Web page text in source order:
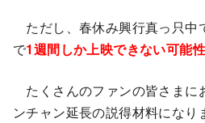
ただし、春休み興行真っ只中
で1週間しか上映できない可能
たくさんのファンの皆さまに
ンチャン延長の説得材料になり